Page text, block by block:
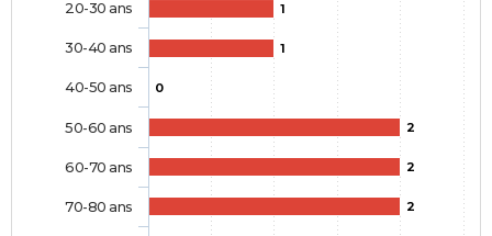
1
1
0
2
2
2
20-30 ans
30-40 ans
40-50 ans
50-60 ans
60-70 ans
70-80 ans